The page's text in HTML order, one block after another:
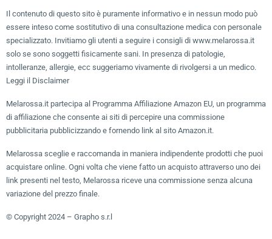
Il contenuto di questo sito è puramente informativo e in nessun modo può
essere inteso come sostitutivo di una consultazione medica con personale
specializzato. Invitiamo gli utenti a seguire i consigli di www.melarossa.it
solo se sono soggetti fisicamente sani. In presenza di patologie,
intolleranze, allergie, ecc suggeriamo vivamente di rivolgersi a un medico.
Leggi il Disclaimer
Melarossa.it partecipa al Programma Affiliazione Amazon EU, un programma
di affiliazione che consente ai siti di percepire una commissione
pubblicitaria pubblicizzando e fornendo link al sito Amazon.it.
Melarossa sceglie e raccomanda in maniera indipendente prodotti che puoi
acquistare online. Ogni volta che viene fatto un acquisto attraverso uno dei
link presenti nel testo, Melarossa riceve una commissione senza alcuna
variazione del prezzo finale.
© Copyright 2024 – Grapho s.r.l